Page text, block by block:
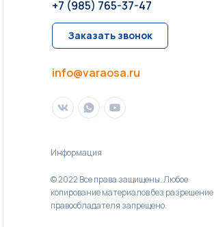
© 2022 Все права защищены. Любое
копирование материалов без разрешение
правообладателя запрещено.
Информация
info@varaosa.ru
+7 (985) 765-37-47
Заказать звонок